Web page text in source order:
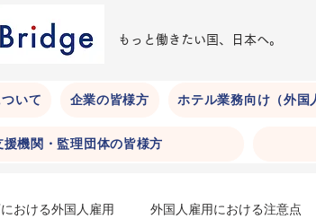
​もっと働きたい国、日本へ。
いて 企業の皆様方 ホテル業務向け（外国
援機関・監理団体の皆様方
おける外国人雇用 外国人雇用における注意点